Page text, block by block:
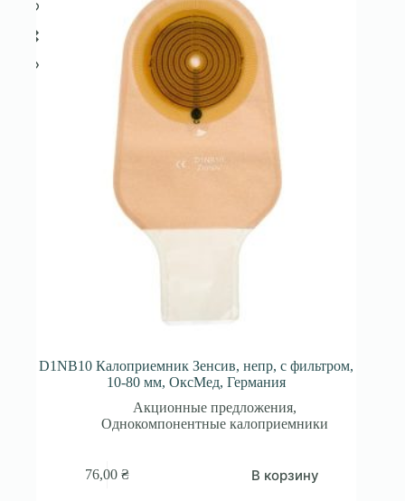
D1NB10 Калоприемник Зенсив, непр, с фильтром,
10-80 мм, ОксМед, Германия
Акционные предложения,
Однокомпонентные калоприемники
76,00₴ В корзину